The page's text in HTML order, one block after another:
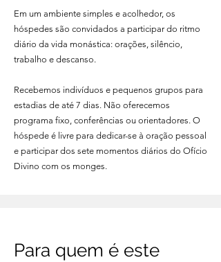
Em um ambiente simples e acolhedor, os
hóspedes são convidados a participar do ritmo
diário da vida monástica: orações, silêncio,
trabalho e descanso.
Recebemos indivíduos e pequenos grupos para
estadias de até 7 dias. Não oferecemos
programa fixo, conferências ou orientadores. O
hóspede é livre para dedicar-se à oração pessoal
e participar dos sete momentos diários do Ofício
Divino com os monges.
Para quem é este